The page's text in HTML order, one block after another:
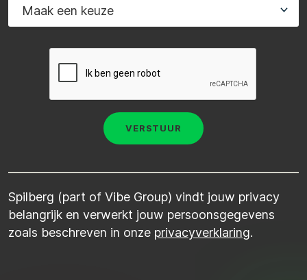
Spilberg (part of Vibe Group) vindt jouw privacy
belangrijk en verwerkt jouw persoonsgegevens
zoals beschreven in onze privacyverklaring.